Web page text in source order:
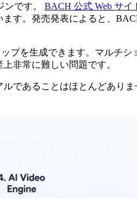
ンです。 BACH 公式 Web サイ
す。発売発表によると、
プを生成できます。マルチ
非常に難しい問題です。
であることはほとんどあり